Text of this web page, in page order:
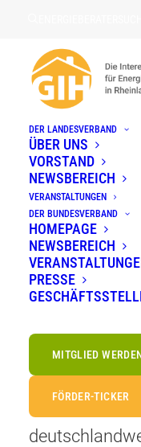
DER LANDESVERBAND
ÜBER UNS
VORSTAND
NEWSBEREICH
VERANSTALTUNGEN
DER BUNDESVERBAND
HOMEPAGE
NEWSBEREICH
PRESSE
MITGLIED
FÖRDER-TICKER
BuGG
8. Juli 2025
Interessen